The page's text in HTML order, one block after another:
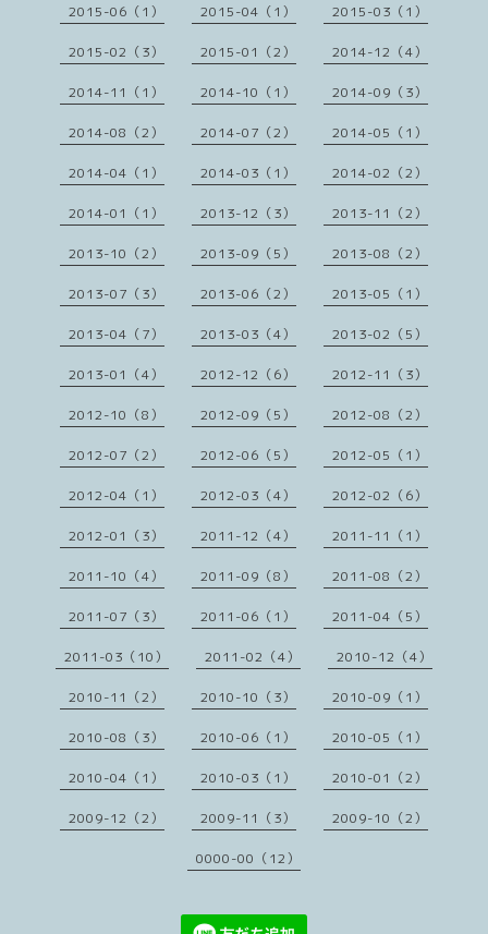
2015-06（1） 2015-04（1） 2015-03（1）
2015-02（3） 2015-01（2） 2014-12（4）
2014-11（1） 2014-10（1） 2014-09（3）
2014-08（2） 2014-07（2） 2014-05（1）
2014-04（1） 2014-03（1） 2014-02（2）
2014-01（1） 2013-12（3） 2013-11（2）
2013-10（2） 2013-09（5） 2013-08（2）
2013-07（3） 2013-06（2） 2013-05（1）
2013-04（7） 2013-03（4） 2013-02（5）
2013-01（4） 2012-12（6） 2012-11（3）
2012-10（8） 2012-09（5） 2012-08（2）
2012-07（2） 2012-06（5） 2012-05（1）
2012-04（1） 2012-03（4） 2012-02（6）
2012-01（3） 2011-12（4） 2011-11（1）
2011-10（4） 2011-09（8） 2011-08（2）
2011-07（3） 2011-06（1） 2011-04（5）
2011-03（10） 2011-02（4） 2010-12（4）
2010-11（2） 2010-10（3） 2010-09（1）
2010-08（3） 2010-06（1） 2010-05（1）
2010-04（1） 2010-03（1） 2010-01（2）
2009-12（2） 2009-11（3） 2009-10（2）
0000-00（12）